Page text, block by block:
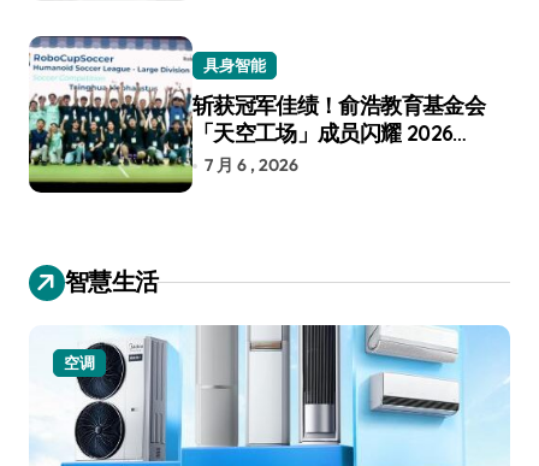
具身智能
斩获冠军佳绩！俞浩教育基金会
「天空工场」成员闪耀 2026
RoboCup 机器人世界杯
7 月 6 , 2026
智慧生活
小家电